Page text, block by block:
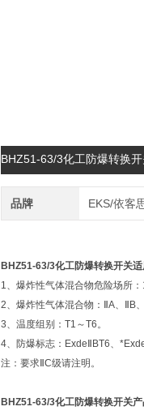
BHZ51-63/3化工防爆转换
品牌 EKS/依客
BHZ51-63/3化工防爆转换开关
1、爆炸性气体混合物危险场所
2、爆炸性气体混合物：ⅡA、ⅡB
3、温度组别：T1～T6。
4、防爆标志：ExdeⅡBT6、
注：要求ⅡC级请注明。
BHZ51-63/3化工防爆转换开关